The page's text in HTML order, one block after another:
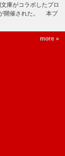
庫がコラボしたプロ
が開催された。 本プ
more »